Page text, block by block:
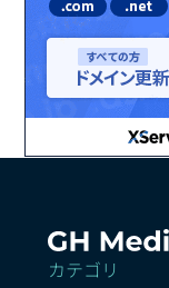
カテゴリ